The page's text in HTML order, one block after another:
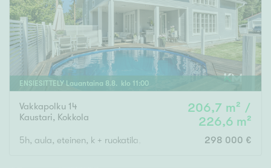
ENSIESITTELY Lauantaina 8.8. klo 11 :00
Vakkapolku 14
Kaustari, Kokkola
206,7 m² /
226,6 m²
5h, aula, eteinen, k + ruokatila, 3 wc , s, kph, 2 vaatehuonetta,
298 000 €